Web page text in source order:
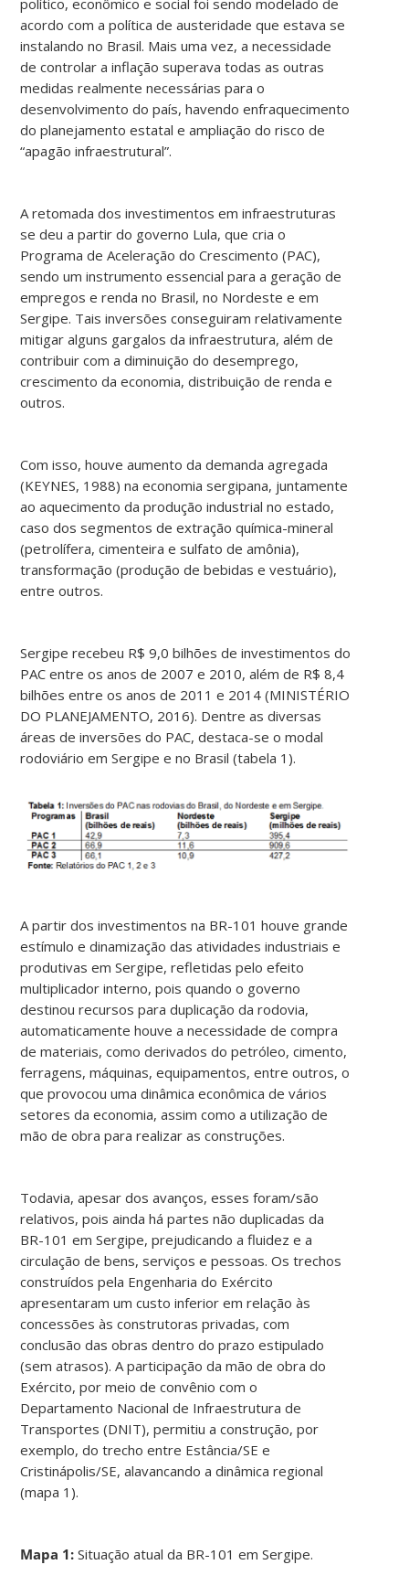
político, econômico e social foi sendo modelado de
acordo com a política de austeridade que estava se
instalando no Brasil. Mais uma vez, a necessidade
de controlar a inflação superava todas as outras
medidas realmente necessárias para o
desenvolvimento do país, havendo enfraquecimento
do planejamento estatal e ampliação do risco de
“apagão infraestrutural”.
A retomada dos investimentos em infraestruturas
se deu a partir do governo Lula, que cria o
Programa de Aceleração do Crescimento (PAC),
sendo um instrumento essencial para a geração de
empregos e renda no Brasil, no Nordeste e em
Sergipe. Tais inversões conseguiram relativamente
mitigar alguns gargalos da infraestrutura, além de
contribuir com a diminuição do desemprego,
crescimento da economia, distribuição de renda e
outros.
Com isso, houve aumento da demanda agregada
(KEYNES, 1988) na economia sergipana, juntamente
ao aquecimento da produção industrial no estado,
caso dos segmentos de extração química-mineral
(petrolífera, cimenteira e sulfato de amônia),
transformação (produção de bebidas e vestuário),
entre outros.
Sergipe recebeu R$ 9,0 bilhões de investimentos do
PAC entre os anos de 2007 e 2010, além de R$ 8,4
bilhões entre os anos de 2011 e 2014 (MINISTÉRIO
DO PLANEJAMENTO, 2016). Dentre as diversas
áreas de inversões do PAC, destaca-se o modal
rodoviário em Sergipe e no Brasil (tabela 1).
A partir dos investimentos na BR-101 houve grande
estímulo e dinamização das atividades industriais e
produtivas em Sergipe, refletidas pelo efeito
multiplicador interno, pois quando o governo
destinou recursos para duplicação da rodovia,
automaticamente houve a necessidade de compra
de materiais, como derivados do petróleo, cimento,
ferragens, máquinas, equipamentos, entre outros, o
que provocou uma dinâmica econômica de vários
setores da economia, assim como a utilização de
mão de obra para realizar as construções.
Todavia, apesar dos avanços, esses foram/são
relativos, pois ainda há partes não duplicadas da
BR-101 em Sergipe, prejudicando a fluidez e a
circulação de bens, serviços e pessoas. Os trechos
construídos pela Engenharia do Exército
apresentaram um custo inferior em relação às
concessões às construtoras privadas, com
conclusão das obras dentro do prazo estipulado
(sem atrasos). A participação da mão de obra do
Exército, por meio de convênio com o
Departamento Nacional de Infraestrutura de
Transportes (DNIT), permitiu a construção, por
exemplo, do trecho entre Estância/SE e
Cristinápolis/SE, alavancando a dinâmica regional
(mapa 1).
Mapa 1:Situação atual da BR-101 em Sergipe.